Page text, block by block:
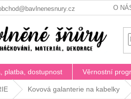
O
platba, dostupnost Věrnostní
Kovová galanterie na kabelky